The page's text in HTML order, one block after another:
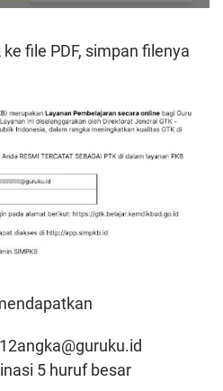
file PDF, simpan filenya
5 huruf besar